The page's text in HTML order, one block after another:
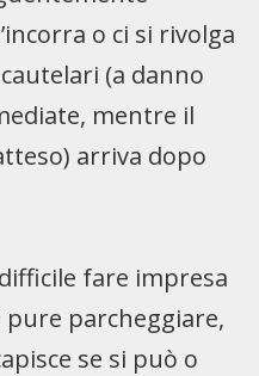
o ci si rivolga
(a danno
mentre il
arriva dopo
fare impresa
pure parcheggiare,
se si può o